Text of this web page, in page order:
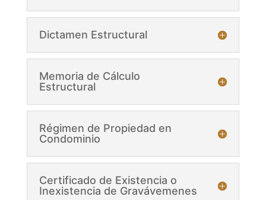
Dictamen Estructural
Memoria de Cálculo
Estructural
Régimen de Propiedad en
Condominio
Certificado de Existencia o
Inexistencia de Gravávemenes